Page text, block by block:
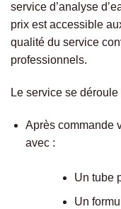
service d’analyse
prix est accessible
qualité du service
professionnels.
Le service se
Après commande
avec :
Un tube
Un